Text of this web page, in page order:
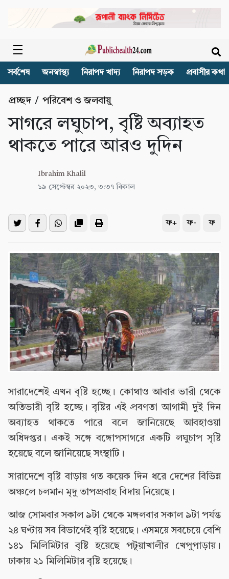
সর্বশেষ জনস্বাস্থ্য নিরাপদ খাদ্য নিরাপদ সড়ক প্রবাসীর কথা
প্রচ্ছদ / পরিবেশ ও জলবায়ু
সাগরে লঘুচাপ, বৃষ্টি অব্যাহত
থাকতে পারে আরও দুদিন
Ibrahim Khalil
১৯ সেপ্টেম্বর ২০২৩, ৩:৩৭ বিকাল
ফ+ ফ- ফ
সারাদেশেই এখন বৃষ্টি হচ্ছে। কোথাও আবার ভারী থেকে
অতিভারী বৃষ্টি হচ্ছে। বৃষ্টির এই প্রবণতা আগামী দুই দিন
অব্যাহত থাকতে পারে বলে জানিয়েছে আবহাওয়া
অধিদপ্তর। একই সঙ্গে বঙ্গোপসাগরে একটি লঘুচাপ সৃষ্টি
হয়েছে বলে জানিয়েছে সংস্থাটি।
সারাদেশে বৃষ্টি বাড়ায় গত কয়েক দিন ধরে দেশের বিভিন্ন
অঞ্চলে চলমান মৃদু তাপপ্রবাহ বিদায় নিয়েছে।
আজ সোমবার সকাল ৯টা থেকে মঙ্গলবার সকাল ৯টা পর্যন্ত
২৪ ঘণ্টায় সব বিভাগেই বৃষ্টি হয়েছে। এসময়ে সবচেয়ে বেশি
১৪১ মিলিমিটার বৃষ্টি হয়েছে পটুয়াখালীর খেপুপাড়ায়।
ঢাকায় ২১ মিলিমিটার বৃষ্টি হয়েছে।